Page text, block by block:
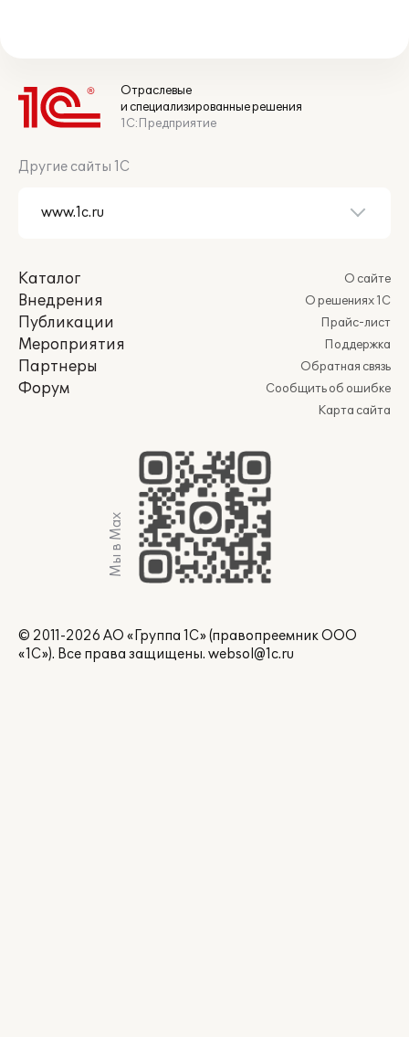
Отраслевые
и специализированные решения
1С:Предприятие
Другие сайты 1С
Каталог
Внедрения
Публикации
Мероприятия
Партнеры
Форум
О сайте
О решениях 1С
Прайс-лист
Поддержка
Обратная связь
Сообщить об ошибке
Карта сайта
Мы в Max
© 2011-2026 АО «Группа 1С» (правопреемник ООО
«1С»). Все права защищены. websol@1c.ru